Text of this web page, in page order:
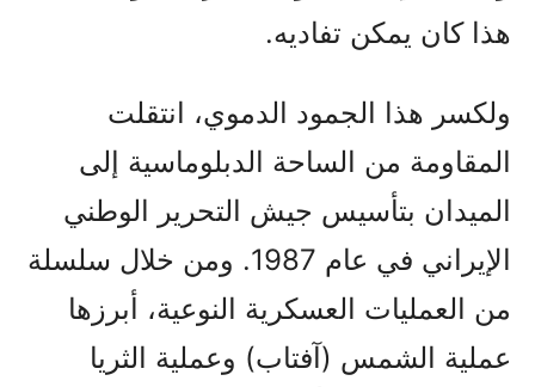
هذا كان يمكن تفاديه.
ولكسر هذا الجمود الدموي، انتقلت
المقاومة من الساحة الدبلوماسية إلى
الميدان بتأسيس جيش التحرير الوطني
الإيراني في عام 1987. ومن خلال سلسلة
من العمليات العسكرية النوعية، أبرزها
عملية الشمس (آفتاب) وعملية الثريا